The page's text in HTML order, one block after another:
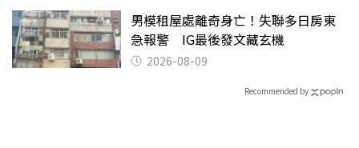
男模租屋處離奇身亡！失聯多日房東
急報警 IG最後發文藏玄機
2026-08-09
Recommended by